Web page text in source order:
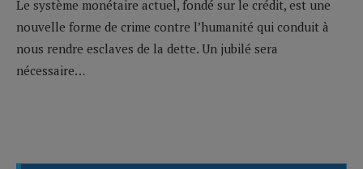
Le système monétaire actuel, fondé sur le crédit, est une
nouvelle forme de crime contre l’humanité qui conduit à
nous rendre esclaves de la dette. Un jubilé sera
nécessaire…